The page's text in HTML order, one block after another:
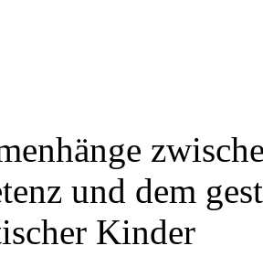
und dem
Kinder